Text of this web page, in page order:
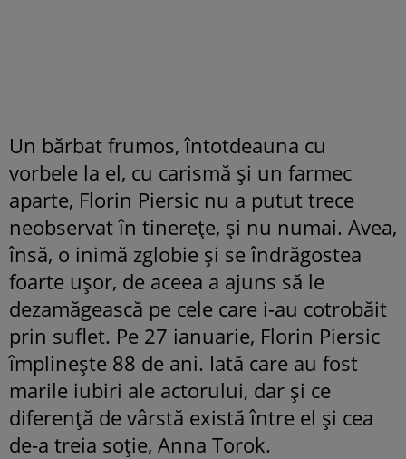
Un bărbat frumos, întotdeauna cu
vorbele la el, cu carismă și un farmec
aparte, Florin Piersic nu a putut trece
neobservat în tinerețe, și nu numai. Avea,
însă, o inimă zglobie și se îndrăgostea
foarte ușor, de aceea a ajuns să le
dezamăgească pe cele care i-au cotrobăit
prin suflet. Pe 27 ianuarie, Florin Piersic
împlinește 88 de ani. Iată care au fost
marile iubiri ale actorului, dar și ce
diferență de vârstă există între el și cea
de-a treia soție, Anna Torok.